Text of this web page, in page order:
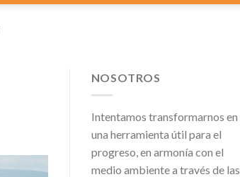
NOSOTROS
Intentamos transformarnos en
una herramienta útil para el
progreso, en armonía con el
medio ambiente a través de las